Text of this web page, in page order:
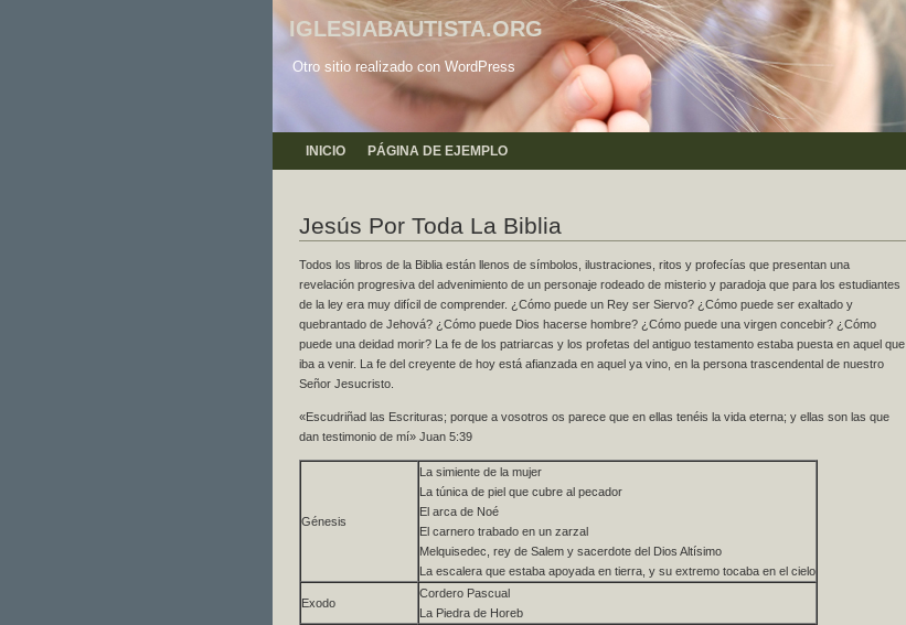
IGLESIABAUTISTA.ORG
Otro sitio realizado con WordPress
INICIO PÁGINA DE EJEMPLO
Jesús Por Toda La Biblia
Todos los libros de la Biblia están llenos de símbolos, ilustraciones, ritos y profecías que presentan una
revelación progresiva del advenimiento de un personaje rodeado de misterio y paradoja que para los estudiantes
de la ley era muy difícil de comprender. ¿Cómo puede un Rey ser Siervo? ¿Cómo puede ser exaltado y
quebrantado de Jehová? ¿Cómo puede Dios hacerse hombre? ¿Cómo puede una virgen concebir? ¿Cómo
puede una deidad morir? La fe de los patriarcas y los profetas del antiguo testamento estaba puesta en aquel que
iba a venir. La fe del creyente de hoy está afianzada en aquel ya vino, en la persona trascendental de nuestro
Señor Jesucristo.
«Escudriñad las Escrituras; porque a vosotros os parece que en ellas tenéis la vida eterna; y ellas son las que
dan testimonio de mí» Juan 5:39
Génesis
La simiente de la mujer
La túnica de piel que cubre al pecador
El arca de Noé
El carnero trabado en un zarzal
Melquisedec, rey de Salem y sacerdote del Dios Altísimo
La escalera que estaba apoyada en tierra, y su extremo tocaba en el cielo
Exodo
Cordero Pascual
La Piedra de Horeb